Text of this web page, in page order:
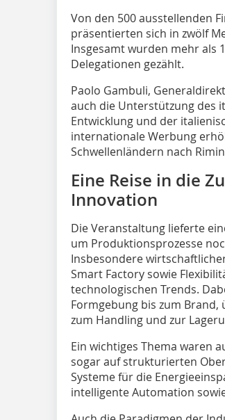
Von den 500 ausstellenden
präsentierten sich in zwölf
Insgesamt wurden mehr als
Delegationen gezählt.
Paolo Gambuli,
auch die Unterstützung des
Entwicklung und der
internationale Werbung
Schwellenländern nach
Eine Reise in die
Innovation
Die Veranstaltung lieferte
um Produktionsprozesse
Insbesondere
Smart Factory sowie
technologischen Trends.
Formgebung bis zum
zum Handling und zur
Ein wichtiges Thema waren
sogar auf strukturierten
Systeme für die
intelligente Automation